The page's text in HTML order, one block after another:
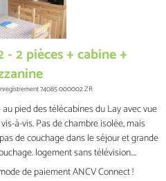
2 pièces + cabine +
74085 000002 ZR
pied des télécabines du Lay avec vue
à-vis. Pas de chambre isolée, mais
de couchage dans le séjour et grande
logement sans télévision....
de paiement ANCV Connect !